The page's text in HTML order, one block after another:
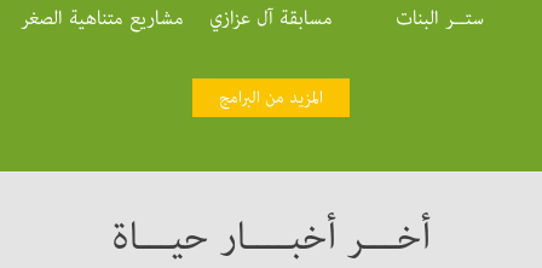
ستــر البنات مسابقة آل عزازي مشاريع متناهية الصغر
المزيد من البرامج
أخـــر أخبــــار حيـــاة